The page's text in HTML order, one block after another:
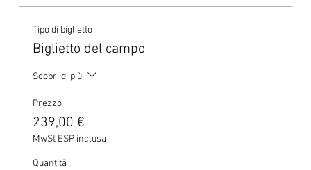
Tipo di biglietto
Biglietto del campo
Scopri di più
Prezzo
239,00 €
MwSt ESP inclusa
Quantità